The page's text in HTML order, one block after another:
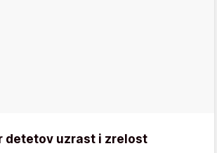
detetov uzrast i zrelost